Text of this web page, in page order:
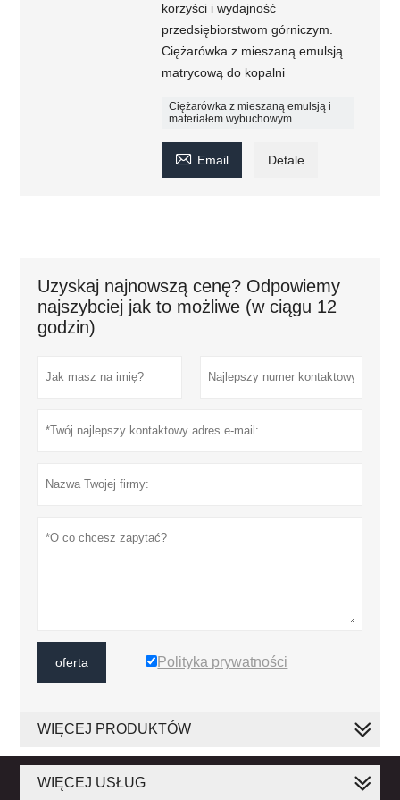
korzyści i wydajność
przedsiębiorstwom górniczym.
Ciężarówka z mieszaną emulsją
matrycową do kopalni
Ciężarówka z mieszaną emulsją i
materiałem wybuchowym
 Email Detale
Uzyskaj najnowszą cenę? Odpowiemy
najszybciej jak to możliwe (w ciągu 12
godzin)
oferta Polityka prywatności
WIĘCEJ PRODUKTÓW
WIĘCEJ USŁUG